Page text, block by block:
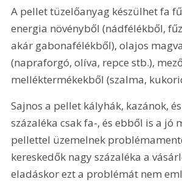
A pellet tüzelőanyag készülhet fa
energia növényből (nádfélékből,
akár gabonafélékből), olajos
(napraforgó, olíva, repce stb.),
melléktermékekből (szalma,
Sajnos a pellet kályhák, kazánok,
százaléka csak fa-, és ebből is a jó
pellettel üzemelnek
kereskedők nagy százaléka a
eladáskor ezt a problémát nem